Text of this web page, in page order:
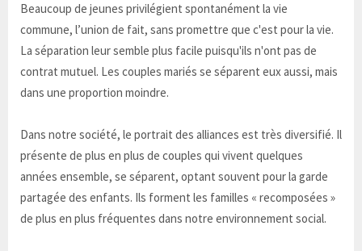
Beaucoup de jeunes privilégient spontanément la vie
commune, l’union de fait, sans promettre que c'est pour la vie.
La séparation leur semble plus facile puisqu'ils n'ont pas de
contrat mutuel. Les couples mariés se séparent eux aussi, mais
dans une proportion moindre.
Dans notre société, le portrait des alliances est très diversifié. Il
présente de plus en plus de couples qui vivent quelques
années ensemble, se séparent, optant souvent pour la garde
partagée des enfants. Ils forment les familles « recomposées »
de plus en plus fréquentes dans notre environnement social.